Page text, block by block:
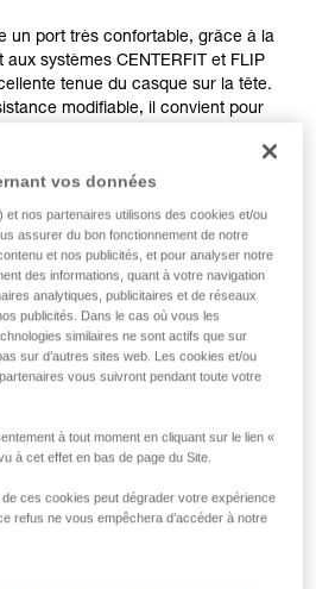
un port très confortable, grâce à la
systèmes CENTERFIT et FLIP
tenue du casque sur la tête.
modifiable, il convient pour
contre les risques électriques et les
d'une lampe frontale Petzl,
fait un casque entièrement
besoins additionnels des
haute visibilité est dotée d'une
fluorescente avec des clips
réfléchissantes, pour une
de jour et de nuit.
vos données
et nos partenaires utilisons des cookies et/ou
assurer du bon fonctionnement de notre
et nos publicités, et pour analyser notre
des informations, quant à votre navigation
analytiques, publicitaires et de réseaux
publicités. Dans le cas où vous les
similaires ne sont actifs que sur
sur d’autres sites web. Les cookies et/ou
vous suivront pendant toute votre
à tout moment en cliquant sur le lien «
à cet effet en bas de page du Site.
ces cookies peut dégrader votre expérience
refus ne vous empêchera d’accéder à notre